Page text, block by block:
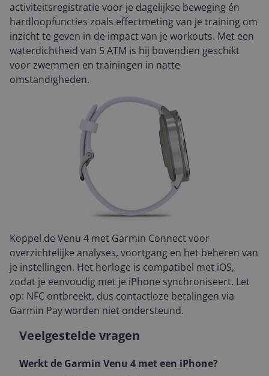
activiteitsregistratie voor je dagelijkse beweging én
hardloopfuncties zoals effectmeting van je training om
inzicht te geven in de impact van je workouts. Met een
waterdichtheid van 5 ATM is hij bovendien geschikt
voor zwemmen en trainingen in natte
omstandigheden.
Koppel de Venu 4 met Garmin Connect voor
overzichtelijke analyses, voortgang en het beheren van
je instellingen. Het horloge is compatibel met iOS,
zodat je eenvoudig met je iPhone synchroniseert. Let
op: NFC ontbreekt, dus contactloze betalingen via
Garmin Pay worden niet ondersteund.
Veelgestelde vragen
Werkt de Garmin Venu 4 met een iPhone?